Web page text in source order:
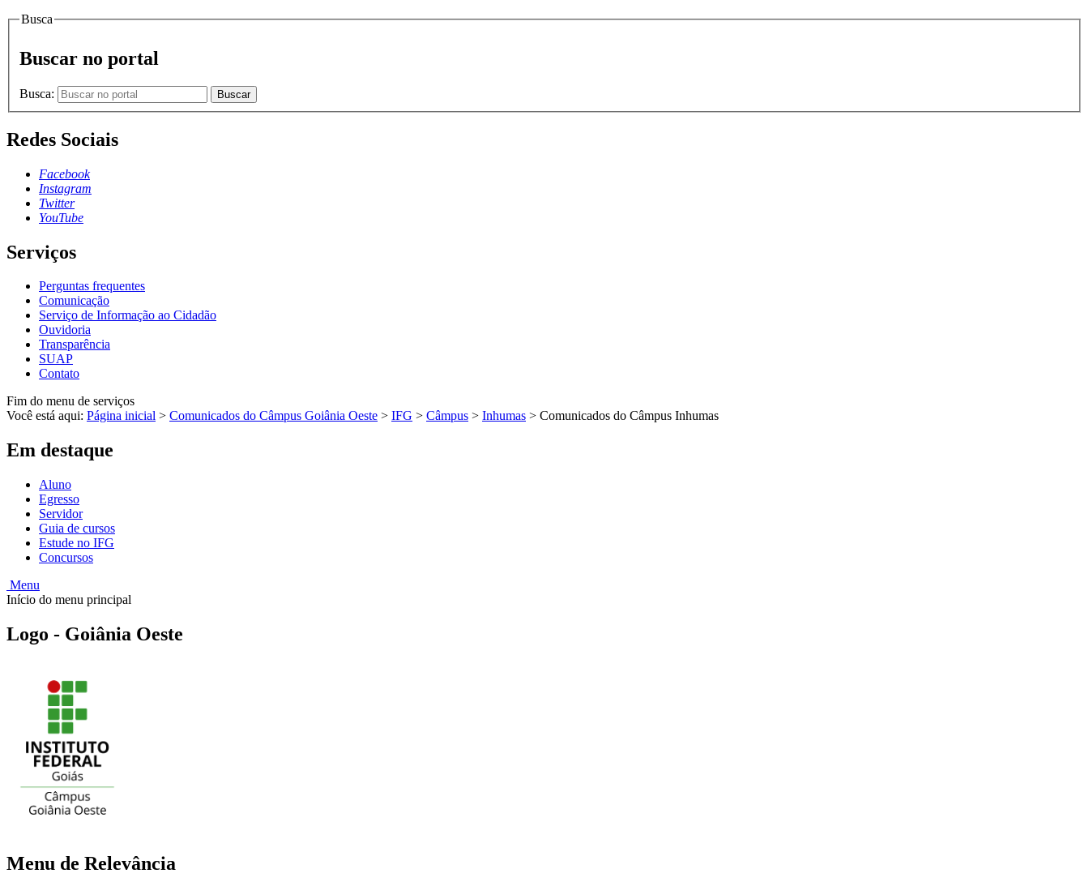
Busca
Buscar no portal
Busca: Buscar
Redes Sociais
Facebook
Instagram
Twitter
YouTube
Serviços
Perguntas frequentes
Comunicação
Serviço de Informação ao Cidadão
Ouvidoria
Transparência
SUAP
Contato
Fim do menu de serviços
Você está aqui: Página inicial > Comunicados do Câmpus Goiânia Oeste > IFG > Câmpus > Inhumas > Comunicados do Câmpus Inhumas
Em destaque
Aluno
Egresso
Servidor
Guia de cursos
Estude no IFG
Concursos
Menu
Início do menu principal
Logo - Goiânia Oeste
Menu de Relevância